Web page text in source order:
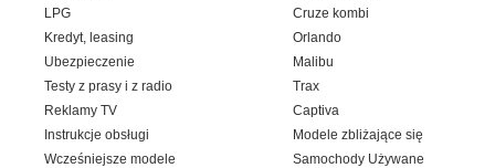
LPG
Kredyt, leasing
Ubezpieczenie
Testy z prasy i z radio
Reklamy TV
Instrukcje obsługi
Wcześniejsze modele
Cruze kombi
Orlando
Malibu
Trax
Captiva
Modele zbliżające się
Samochody Używane